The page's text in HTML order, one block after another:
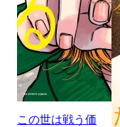
この世は戦う価